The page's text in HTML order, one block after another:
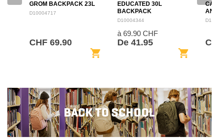
GROM BACKPACK 23L
D10004717
CHF 69.90
shopping_cart
EDUCATED 30L
BACKPACK
D10004344
à 69.90 CHF
De 41.95
shopping_cart